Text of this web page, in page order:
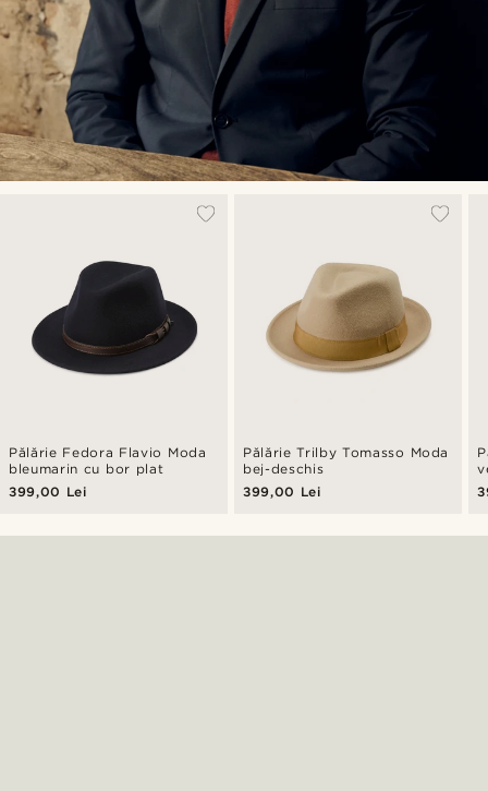
Pălărie Fedora Flavio Moda
bleumarin cu bor plat
399,00 Lei
Pălărie Trilby Tomasso Moda
bej-deschis
399,00 Lei